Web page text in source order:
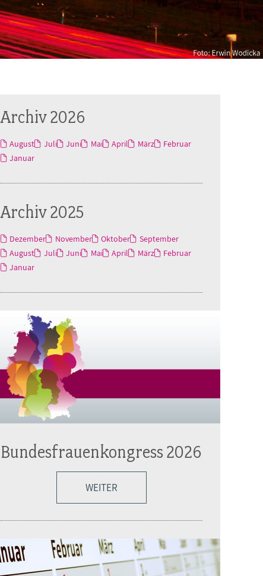
Archiv 2026
August Juli Juni Mai April März
Februar
Januar
Archiv 2025
Dezember November Oktober
September
August
Juli Juni Mai April März
Februar
Januar
Bundesfrauenkongress 2026
WEITER